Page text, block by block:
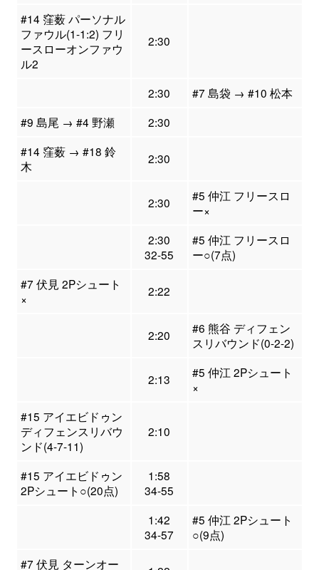
#14 窪薮 パーソナル
ファウル(1-1:2) フリ
ースローオンファウ
ル2
2:30
2:30
#7 島袋 → #10 松本
#9 島尾 → #4 野瀬
2:30
#14 窪薮 → #18 鈴
木
2:30
2:30
#5 仲江 フリースロ
ー×
2:30
32-55
#5 仲江 フリースロ
ー○(7点)
#7 伏見 2Pシュート
×
2:22
2:20
#6 熊谷 ディフェン
スリバウンド(0-2-2)
2:13
#5 仲江 2Pシュート
×
#15 アイエビドゥン
ディフェンスリバウ
ンド(4-7-11)
2:10
#15 アイエビドゥン
2Pシュート○(20点)
1:58
34-55
1:42
34-57
#5 仲江 2Pシュート
○(9点)
#7 伏見 ターンオー